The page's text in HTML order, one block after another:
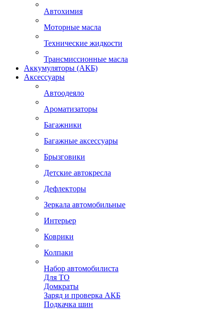
Автохимия
Моторные масла
Технические жидкости
Трансмиссионные масла
Аккумуляторы (АКБ)
Аксессуары
Автоодеяло
Ароматизаторы
Багажники
Багажные аксессуары
Брызговики
Детские автокресла
Дефлекторы
Зеркала автомобильные
Интерьер
Коврики
Колпаки
Набор автомобилиста
Для ТО
Домкраты
Заряд и проверка АКБ
Подкачка шин